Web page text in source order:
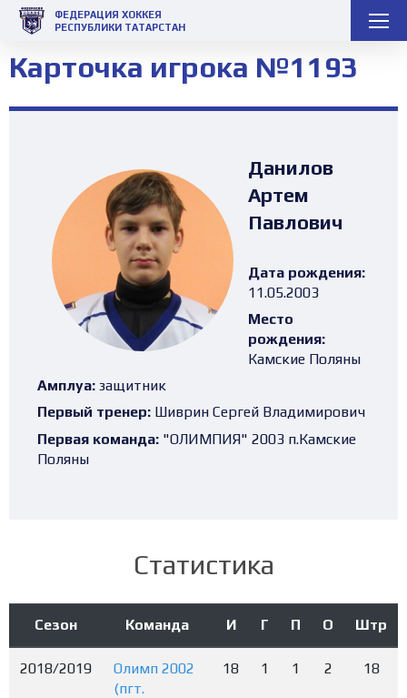
ФЕДЕРАЦИЯ ХОККЕЯ
РЕСПУБЛИКИ ТАТАРСТАН
Карточка игрока №1193
Данилов
Артем
Павлович
Дата рождения:
11.05.2003
Место
рождения:
Камские Поляны
Амплуа: защитник
Первый тренер: Шиврин Сергей Владимирович
Первая команда: "ОЛИМПИЯ" 2003 п.Камские
Поляны
Статистика
Сезон Команда И Г П О Штр
2018/2019
Олимп 2002
(пгт.
18 1 1 2 18